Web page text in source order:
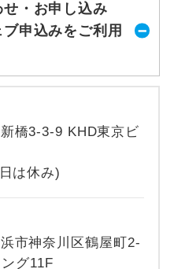
・お申し込み
ブ申込みをご利用
橋3-3-9 KHD東京ビ
は休み)
市神奈川区鶴屋町2-
グ11F